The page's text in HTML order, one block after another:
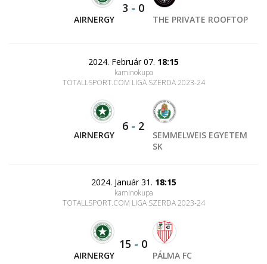
AIRNERGY
3 - 0
THE PRIVATE ROOFTOP
2024. Február 07. 18:15
kaminokupa
TOTALLSPORT.COM LIGA SZERDA 2023-24
AIRNERGY
6 - 2
SEMMELWEIS EGYETEM
SK
2024. Január 31. 18:15
kaminokupa
TOTALLSPORT.COM LIGA SZERDA 2023-24
AIRNERGY
15 - 0
PÁLMA FC